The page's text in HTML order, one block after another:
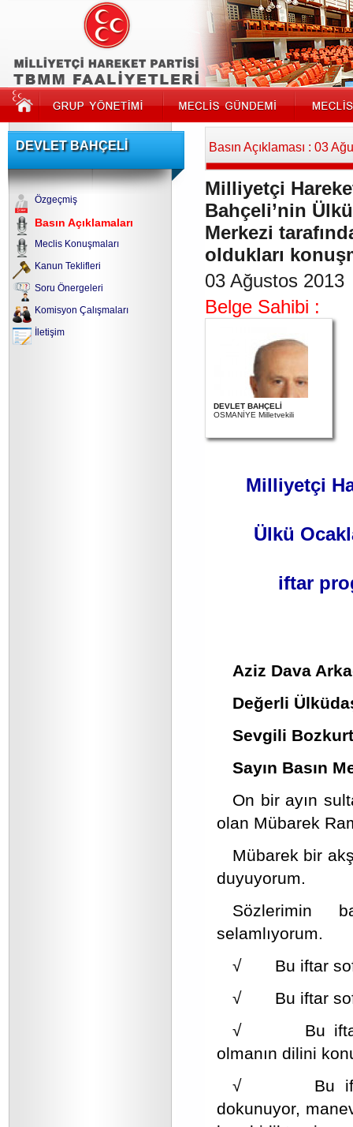
DEVLET BAHÇELİ
Özgeçmiş
Basın Açıklamaları
Meclis Konuşmaları
Kanun Teklifleri
Soru Önergeleri
Komisyon Çalışmaları
İletişim
Basın Açıklaması : 03
Milliyetçi
Bahçeli’nin
Merkezi
oldukları
03 Ağustos 2013
Belge Sahibi :
DEVLET BAHÇELİ
OSMANİYE Milletvekili
Milliyetçi
Ülkü
iftar
Aziz Dava
Değerli
Sevgili
Sayın Basın
On bir ayın
olan Mübarek
Mübarek bir
duyuyorum.
Sözlerimin
selamlıyorum.
√ Bu iftar
√ Bu iftar
√ Bu iftar
olmanın dilini
√ Bu iftar
dokunuyor,